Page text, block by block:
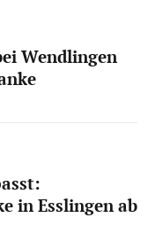
Wendlingen
in Esslingen ab